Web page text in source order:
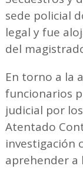
sede policial
legal y fue
del
En torno a la
funcionarios
judicial por
Atentado
investigación
aprehender a